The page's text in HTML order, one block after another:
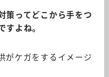
策ってどこから手をつ
すよね。
がケガをするイメージ